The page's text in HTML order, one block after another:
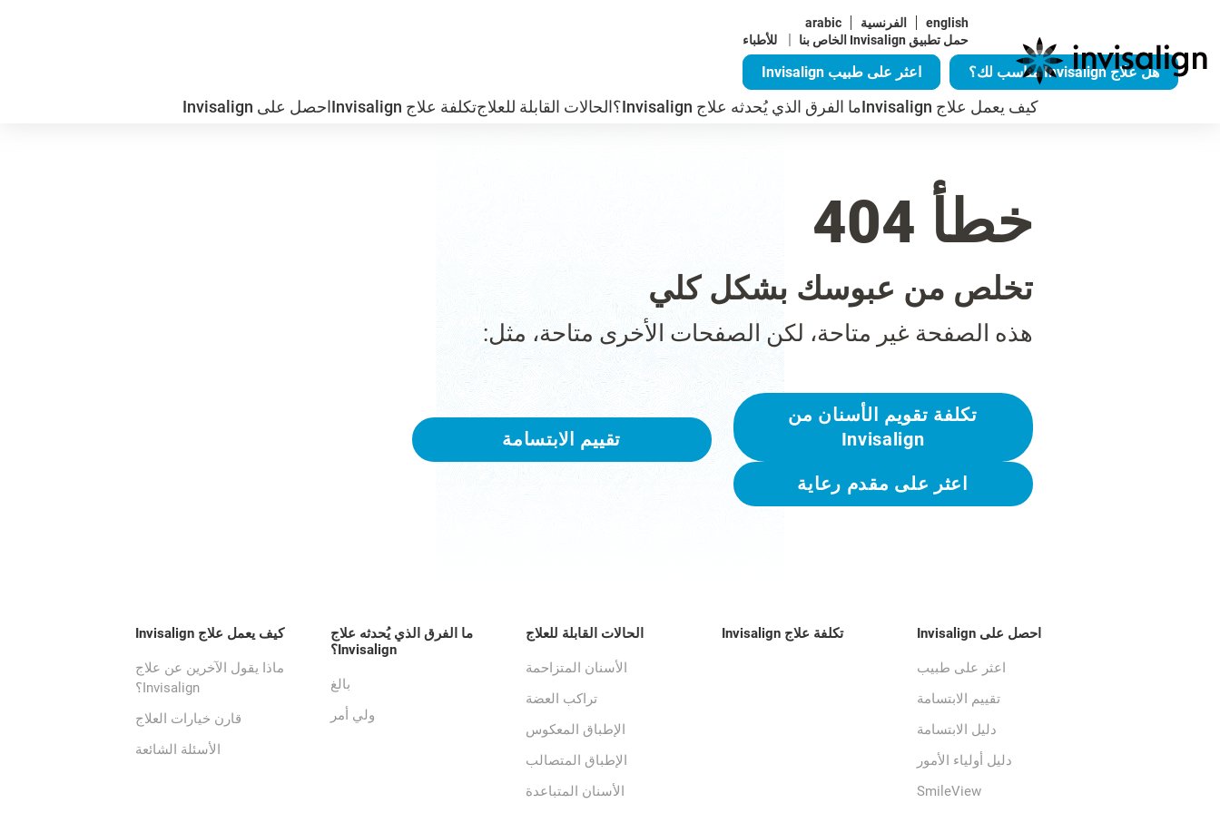
english الفرنسية
arabic
حمل تطبيق Invisalign الخاص بنا
| للأطباء
هل علاج Invisalign مناسب لك؟ اعثر على طبيب Invisalign
كيف يعمل علاج Invisalign ما الفرق الذي يُحدثه علاج Invisalign؟ الحالات القابلة للعلاجتكلفة علاج Invisalign احصل على Invisalign
خطأ 404
تخلص من عبوسك بشكل كلي
هذه الصفحة غير متاحة، لكن الصفحات الأخرى متاحة، مثل:
تكلفة تقويم الأسنان من
Invisalign
تقييم الابتسامة
اعثر على مقدم رعاية
كيف يعمل علاج Invisalign
ماذا يقول الآخرين عن علاج
Invisalign؟
قارن خيارات العلاج
الأسئلة الشائعة
ما الفرق الذي يُحدثه علاج
Invisalign؟
بالغ
ولي أمر
الحالات القابلة للعلاج
الأسنان المتزاحمة
تراكب العضة
الإطباق المعكوس
الإطباق المتصالب
الأسنان المتباعدة
تكلفة علاج Invisalign احصل على Invisalign
اعثر على طبيب
تقييم الابتسامة
دليل الابتسامة
دليل أولياء الأمور
SmileView